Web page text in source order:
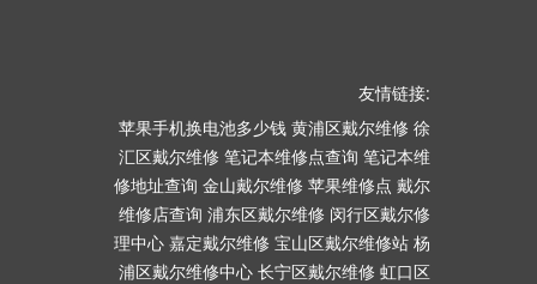
友情链接:
苹果手机换电池多少钱 黄浦区戴尔维修 徐
汇区戴尔维修 笔记本维修点查询 笔记本维
修地址查询 金山戴尔维修 苹果维修点 戴尔
维修店查询 浦东区戴尔维修 闵行区戴尔修
理中心 嘉定戴尔维修 宝山区戴尔维修站 杨
浦区戴尔维修中心 长宁区戴尔维修 虹口区